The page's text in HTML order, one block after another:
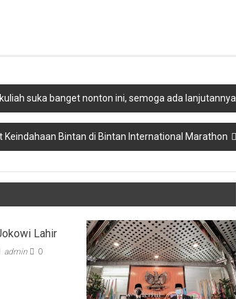
suka banget nonton ini, semoga ada lanjutannya
Keindahaan Bintan di Bintan International Marathon
Lahir
admin 0